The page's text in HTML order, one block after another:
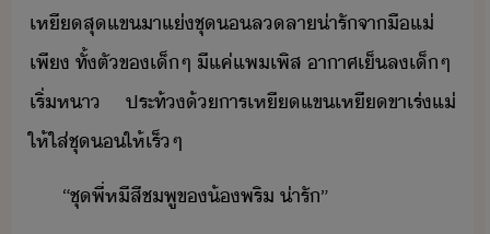
เหี​สุ​แข​า​แ่​ชุ​ลลา​่ารั​จา​ื​แ่​
เพี​ ​ทั้ตั​ข​เ็​ๆ​ ​ี​แค่​แพ​เพิส​ ​าาศ​เ็​ล​เ็​ๆ​ ​
เริ่​หา​ ​ประท้​้​าร​เหี​แข​เหี​ขา​เร่​แ่​
ให้​ใส่​ชุ​ให้​เร็​ๆ​
​“​ชุ​พี่​หี​สีชพู​ข​้​พริ​ ​่ารั​”